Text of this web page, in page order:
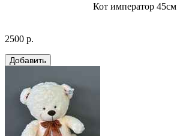
Кот император 45см
2500 р.